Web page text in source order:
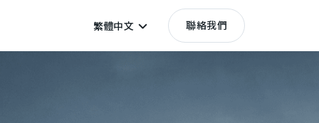
繁體中文 聯絡我們